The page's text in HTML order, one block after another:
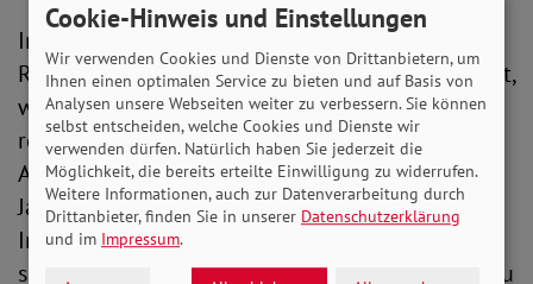
Im Bereich Wohnen geht vieles in die richtige
Richtung. Wie der SoVD schon seit Jahren fordert,
werden endlich Maßnahmen gegen
rechtswidrige Mietpreisüberhöhungen ergriffen.
Außerdem soll die Mietpreisbremse um vier
Jahre verlängert und Kurzzeitvermietung sowie
Indexklauseln besser reguliert werden. Positiv
sind auch die geplanten Investitionen in den Bau
Cookie-Hinweis und Einstellungen
Wir verwenden Cookies und Dienste von Drittanbietern, um
Ihnen einen optimalen Service zu bieten und auf Basis von
Analysen unsere Webseiten weiter zu verbessern. Sie können
selbst entscheiden, welche Cookies und Dienste wir
verwenden dürfen. Natürlich haben Sie jederzeit die
Möglichkeit, die bereits erteilte Einwilligung zu widerrufen.
Weitere Informationen, auch zur Datenverarbeitung durch
Drittanbieter, finden Sie in unserer Datenschutzerklärung
und im Impressum.